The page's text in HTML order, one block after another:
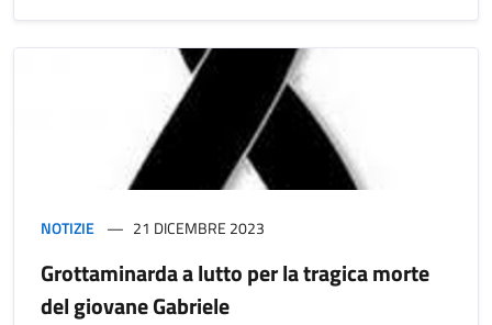
NOTIZIE 21 DICEMBRE 2023
Grottaminarda a lutto per la tragica morte
del giovane Gabriele